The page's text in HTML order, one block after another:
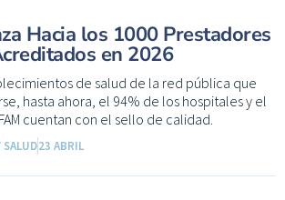
Hacia los 1000 Prestadores
en 2026
de salud de la red pública que
hasta ahora, el 94% de los hospitales y el
cuentan con el sello de calidad.
SALUD23 ABRIL